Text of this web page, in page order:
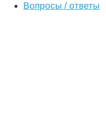
Вопросы / ответы